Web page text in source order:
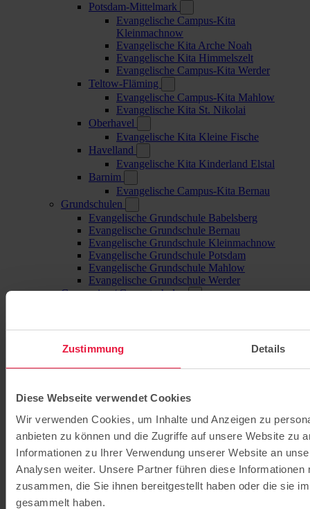
Zustimmung Details
Diese Webseite verwendet Cookies
Wir verwenden Cookies, um Inhalte und Anzeigen zu
anbieten zu können und die Zugriffe auf unsere Website zu
Informationen zu Ihrer Verwendung unserer Website an
Analysen weiter. Unsere Partner führen diese
zusammen, die Sie ihnen bereitgestellt haben oder die sie
gesammelt haben.
Potsdam-Mittelmark
Evangelische Campus-Kita
Kleinmachnow
Evangelische Kita Arche Noah
Evangelische Kita Himmelszelt
Evangelische Campus-Kita Werder
Teltow-Fläming
Evangelische Campus-Kita Mahlow
Evangelische Kita St. Nikolai
Oberhavel
Evangelische Kita Kleine Fische
Havelland
Evangelische Kita Kinderland Elstal
Barnim
Evangelische Campus-Kita Bernau
Grundschulen
Evangelische Grundschule Babelsberg
Evangelische Grundschule Bernau
Evangelische Grundschule Kleinmachnow
Evangelische Grundschule Potsdam
Evangelische Grundschule Mahlow
Evangelische Grundschule Werder
Gymnasien / Gesamtschulen
Evangelisches Gymnasium Kleinmachnow
Evangelische Gesamtschule Werder
Jugendhaus Oase
Familienbegleitung
BSH – Berufliche Schulen Hermannswerder
(Potsdam)
Elisabeth-Schulen (Berlin)
Gesundheitscampus Potsdam
Fort- und Weiterbildung
ibe - Institut für Bildung und Entwicklung
Bildung für nachhaltige Entwicklung